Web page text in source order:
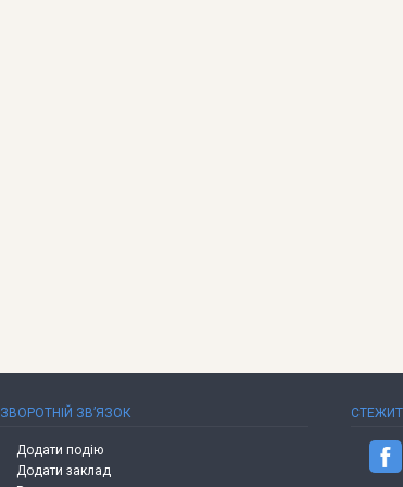
ЗВОРОТНІЙ ЗВ’ЯЗОК
Додати подію
Додати заклад